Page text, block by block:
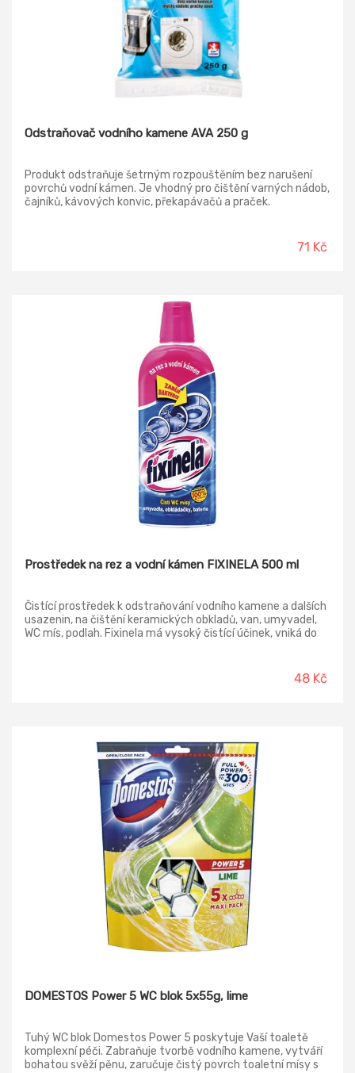
Odstraňovač vodního kamene AVA 250 g
Produkt odstraňuje šetrným rozpouštěním bez narušení
povrchů vodní kámen. Je vhodný pro čištění varných nádob,
čajníků, kávových konvic, překapávačů a praček.
71 Kč
Prostředek na rez a vodní kámen FIXINELA 500 ml
Čistící prostředek k odstraňování vodního kamene a dalších
usazenin, na čištění keramických obkladů, van, umyvadel,
WC mís, podlah. Fixinela má vysoký čistící účinek, vniká do
48 Kč
DOMESTOS Power 5 WC blok 5x55g, lime
Tuhý WC blok Domestos Power 5 poskytuje Vaší toaletě
komplexní péči. Zabraňuje tvorbě vodního kamene, vytváří
bohatou svěží pěnu, zaručuje čistý povrch toaletní mísy s